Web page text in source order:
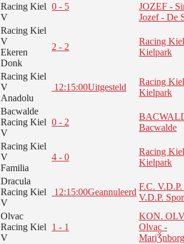
Racing Kiel
V
0 - 5
JOZEF -
Jozef - De
Racing Kiel
V
Ekeren
Donk
2 - 2
Racing
Kielpark
Racing Kiel
V
Anadolu
12:15:00Uitgesteld
Racing
Kielpark
Bacwalde
Racing Kiel
V
0 - 2
Bacwalde
Racing Kiel
V
Familia
4 - 0
Racing
Kielpark
Dracula
Racing Kiel
V
12:15:00Geannuleerd
F.C. V.D.P.
V.D.P.
Olvac
Racing Kiel
V
1 - 1
KON.
Olvac -